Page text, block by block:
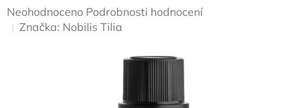
Průměrné
hodnocení
Neohodnoceno Podrobnosti hodnocení
Značka: Nobilis Tilia